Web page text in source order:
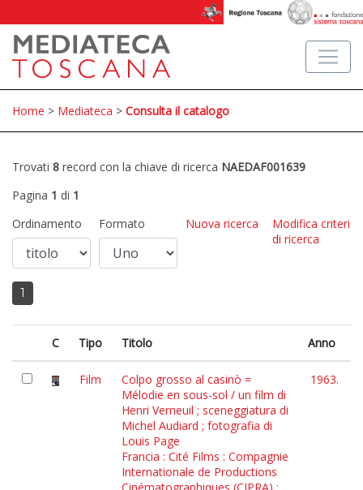
Home > Mediateca > Consulta il catalogo
Trovati 8 record con la chiave di ricerca NAEDAF001639
Pagina 1 di 1
Ordinamento
Formato Nuova ricerca
Modifica criteri
di ricerca
1
C Tipo Titolo Anno
Film
Colpo grosso al casinò =
Mélodie en sous-sol / un film di
Henri Verneuil ; sceneggiatura di
Michel Audiard ; fotografia di
Louis Page
Francia : Cité Films : Compagnie
Internationale de Productions
1963.